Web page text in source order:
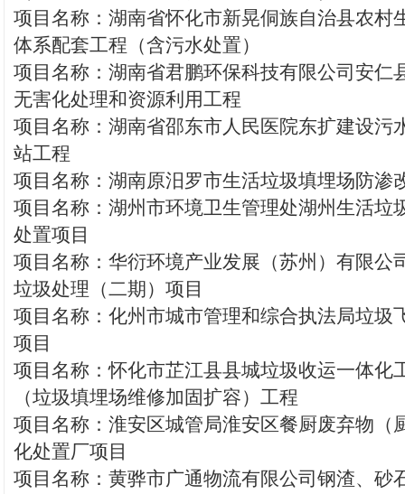
项目名称：湖南省怀化市新晃侗族自治县农村
体系配套工程（含污水处置）
项目名称：湖南省君鹏环保科技有限公司安仁
无害化处理和资源利用工程
项目名称：湖南省邵东市人民医院东扩建设污
站工程
项目名称：湖南原汨罗市生活垃圾填埋场防渗
项目名称：湖州市环境卫生管理处湖州生活垃
处置项目
项目名称：华衍环境产业发展（苏州）有限公
垃圾处理（二期）项目
项目名称：化州市城市管理和综合执法局垃圾
项目
项目名称：怀化市芷江县县城垃圾收运一体
（垃圾填埋场维修加固扩容）工程
项目名称：淮安区城管局淮安区餐厨废弃物（
化处置厂项目
项目名称：黄骅市广通物流有限公司钢渣、砂